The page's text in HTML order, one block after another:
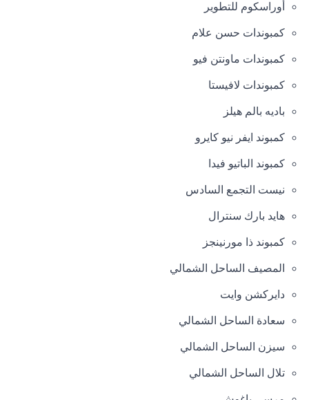
أوراسكوم للتطوير
كمبوندات حسن علام
كمبوندات ماونتن فيو
كمبوندات لافيستا
باديه بالم هيلز
كمبوند ايفر نيو كايرو
كمبوند الباتيو فيدا
نيست التجمع السادس
هايد بارك سنترال
كمبوند ذا مورنينجز
المصيف الساحل الشمالي
دايركشن وايت
سعادة الساحل الشمالي
سيزن الساحل الشمالي
تلال الساحل الشمالي